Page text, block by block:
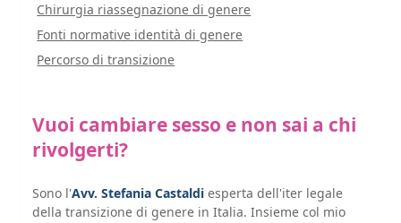
Chirurgia riassegnazione di genere
Fonti normative identità di genere
Percorso di transizione
Vuoi cambiare sesso e non sai a chi
rivolgerti?
Sono l'Avv. Stefania Castaldi esperta dell'iter legale
della transizione di genere in Italia. Insieme col mio